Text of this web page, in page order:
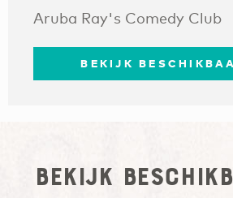
Aruba Ray's Comedy Club
BEKIJK
Bekijk